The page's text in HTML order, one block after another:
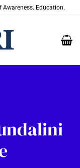
Awareness. Education.